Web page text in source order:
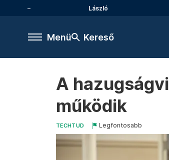
László
Menü Kereső
A
működik
TECHTUD Legfontosabb